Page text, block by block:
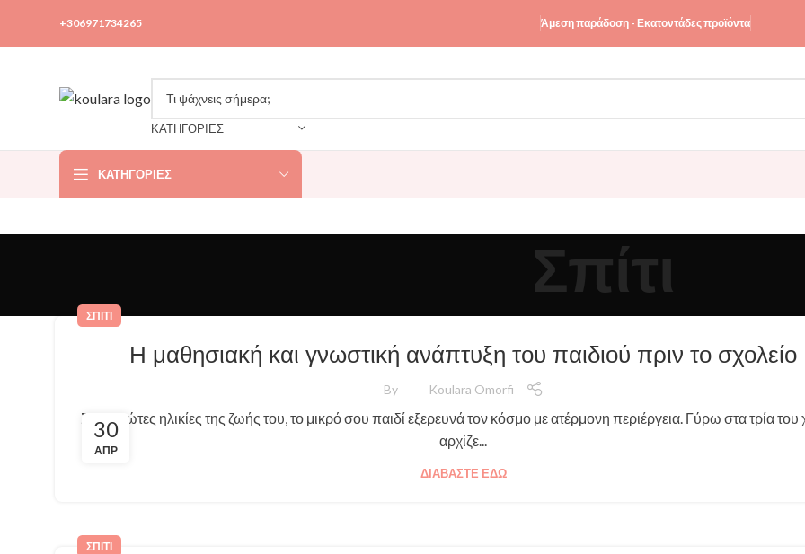
+306971734265 Άμεση παράδοση - Εκατοντάδες προϊόντα
ΚΑΤΗΓΟΡΙΕΣ
ΚΑΤΗΓΟΡΊΕΣ
Σπίτι
30
ΑΠΡ
ΣΠΊΤΙ
Η μαθησιακή και γνωστική ανάπτυξη του παιδιού πριν το σχολείο
By Koulara Omorfi
Στις πρώτες ηλικίες της ζωής του, το μικρό σου παιδί εξερευνά τον κόσμο με ατέρμονη περιέργεια. Γύρω στα τρία του
αρχίζε...
ΔΙΑΒΆΣΤΕ ΕΔΏ
ΣΠΊΤΙ